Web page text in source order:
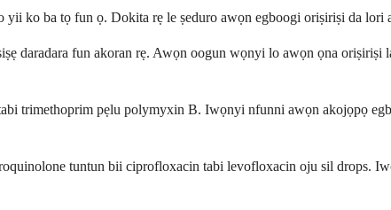
ko ba tọ fun ọ. Dokita rẹ le ṣeduro awọn egboogi oriṣiriṣi da lori
daradara fun akoran rẹ. Awọn oogun wọnyi lo awọn ọna
trimethoprim pẹlu polymyxin B. Iwọnyi nfunni awọn akojọpọ
tuntun bii ciprofloxacin tabi levofloxacin oju sil drops.